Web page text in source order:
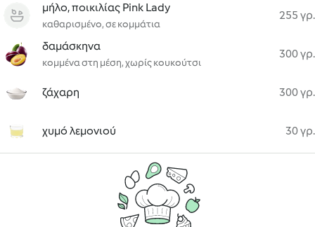
μήλο, ποικιλίας Pink Lady
καθαρισμένο, σε κομμάτια
255 γρ.
δαμάσκηνα
κομμένα στη μέση, χωρίς κουκούτσι
300 γρ.
ζάχαρη 300 γρ.
χυμό λεμονιού 30 γρ.